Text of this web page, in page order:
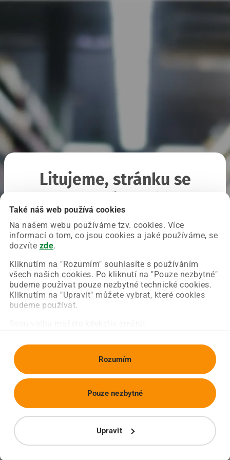
Také náš web používá cookies
Na našem webu používáme tzv. cookies. Více
informací o tom, co jsou cookies a jaké používáme, se
dozvíte zde.
Kliknutím na "Rozumím" souhlasíte s používáním
všech našich cookies. Po kliknutí na "Pouze nezbytné"
budeme používat pouze nezbytné technické cookies.
Kliknutím na "Upravit" můžete vybrat, které cookies
budeme používat.
Rozumím
Upravit
Pouze nezbytné
Litujeme, stránku se
Chyba nastala na naší straně a už ji opravujeme.
Zkuste prosím znovu načíst požadovanou stránku.
Obnovit stránku Úvodní strana